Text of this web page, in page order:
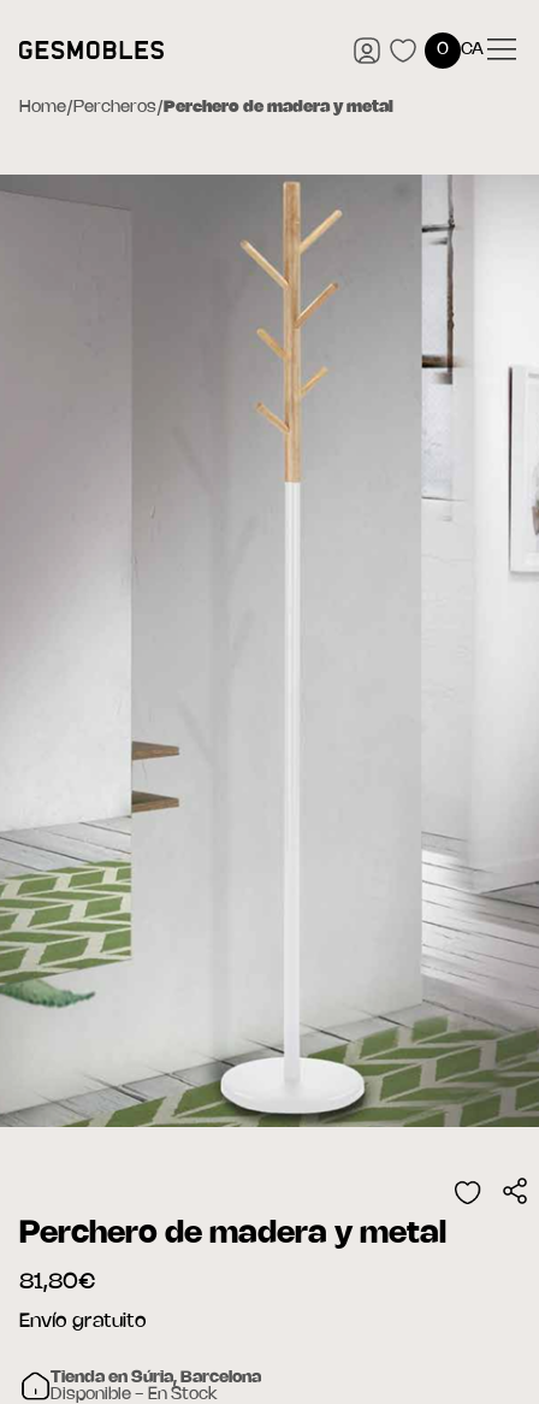
0 CA
Home/ Percheros/ Perchero de madera y metal
Perchero de madera y metal
81,80€
Envío gratuito
Tienda en Súria, Barcelona
Disponible - En Stock